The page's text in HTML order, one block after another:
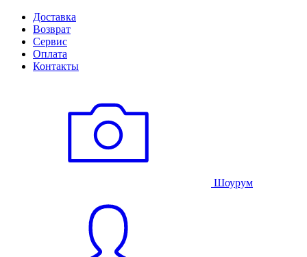
Доставка
Возврат
Сервис
Оплата
Контакты
Шоурум